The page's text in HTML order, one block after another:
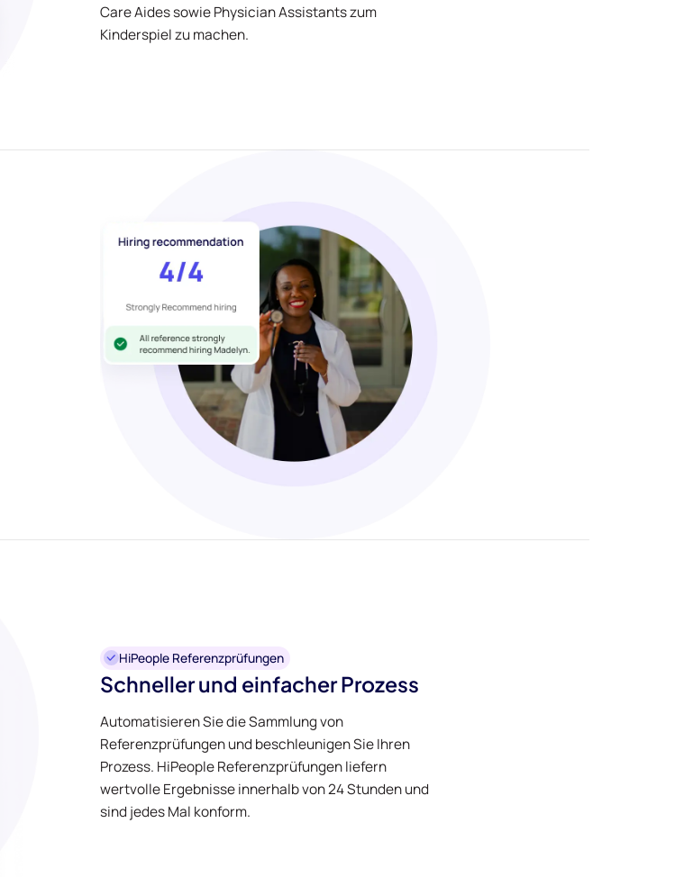
Care Aides sowie Physician Assistants zum
Kinderspiel zu machen.
HiPeople Referenzprüfungen
Schneller und einfacher Prozess
Automatisieren Sie die Sammlung von
Referenzprüfungen und beschleunigen Sie Ihren
Prozess. HiPeople Referenzprüfungen liefern
wertvolle Ergebnisse innerhalb von 24 Stunden und
sind jedes Mal konform.